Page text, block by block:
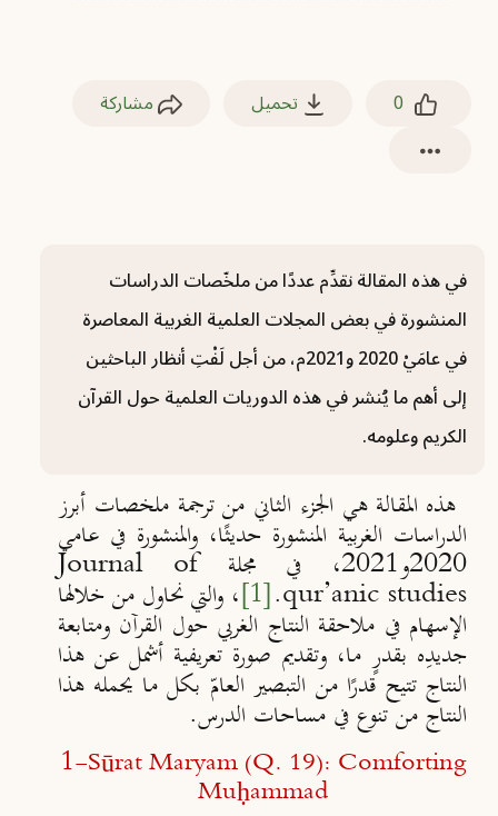
0 تحميل مشاركة
في هذه المقالة نقدِّم عددًا من ملخّصات الدراسات
المنشورة في بعض المجلات العلمية الغربية المعاصرة
في عامَيْ 2020 و2021م، من أجل لَفْتِ أنظار الباحثين
إلى أهم ما يُنشر في هذه الدوريات العلمية حول القرآن
الكريم وعلومه.
هذه المقالة هي الجزء الثاني من ترجمة ملخصات أبرز
الدراسات الغربية المنشورة حديثًا، والمنشورة في عامي
2020 و2021، في مجلة Journal of
qur’anic studies.
[1] ، والتي نحاول من خلالها
الإسهام في ملاحقة النتاج الغربي حول القرآن ومتابعة
جديدِه بقدرٍ ما، وتقديم صورة تعريفية أشمل عن هذا
النتاج تتيح قدرًا من التبصير العامّ بكل ما يحمله هذا
النتاج من تنوع في مساحات الدرس.
1-Sūrat Maryam (Q. 19): Comforting
Muḥammad